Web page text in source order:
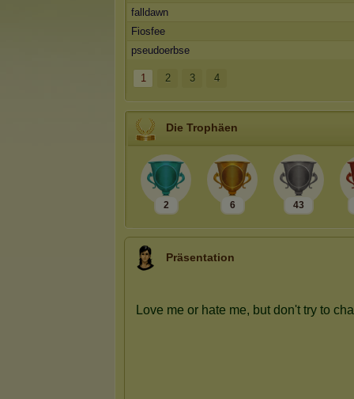
falldawn
Fiosfee
pseudoerbse
1 2 3 4
Die Trophäen
2 6 43
Präsentation